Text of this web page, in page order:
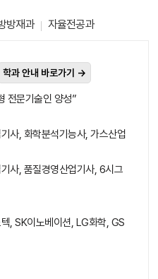
방재과 자율전공과
학과 안내 바로가기 →
전문기술인 양성”
사, 화학분석기능사, 가스산업
사, 품질경영산업기사, 6시그
, SK이노베이션, LG화학, GS